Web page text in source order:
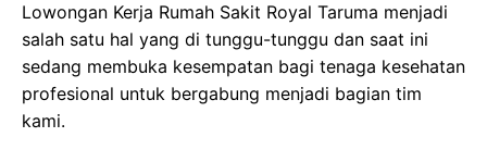
Lowongan Kerja Rumah Sakit Royal Taruma menjadi
salah satu hal yang di tunggu-tunggu dan saat ini
sedang membuka kesempatan bagi tenaga kesehatan
profesional untuk bergabung menjadi bagian tim
kami.